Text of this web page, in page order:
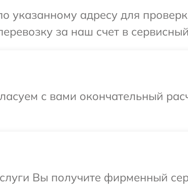
адресу для
за наш счет в
с вами окончательный
Вы получите фирменный